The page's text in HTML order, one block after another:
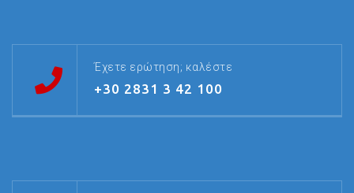
Έχετε ερώτηση; καλέστε
+30 2831 3 42 100